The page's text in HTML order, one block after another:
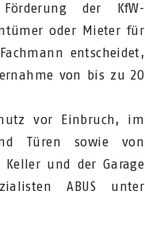
der KfW-
oder Mieter für
entscheidet,
von bis zu 20
vor Einbruch, im
Türen sowie von
und der Garage
ABUS unter